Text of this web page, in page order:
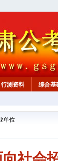
行测资料 综合基
单位